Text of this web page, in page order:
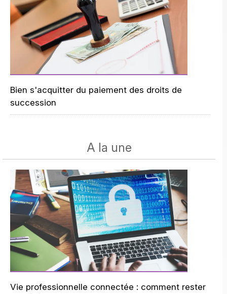
Bien s'acquitter du paiement des droits de
succession
A la une
Vie professionnelle connectée : comment rester